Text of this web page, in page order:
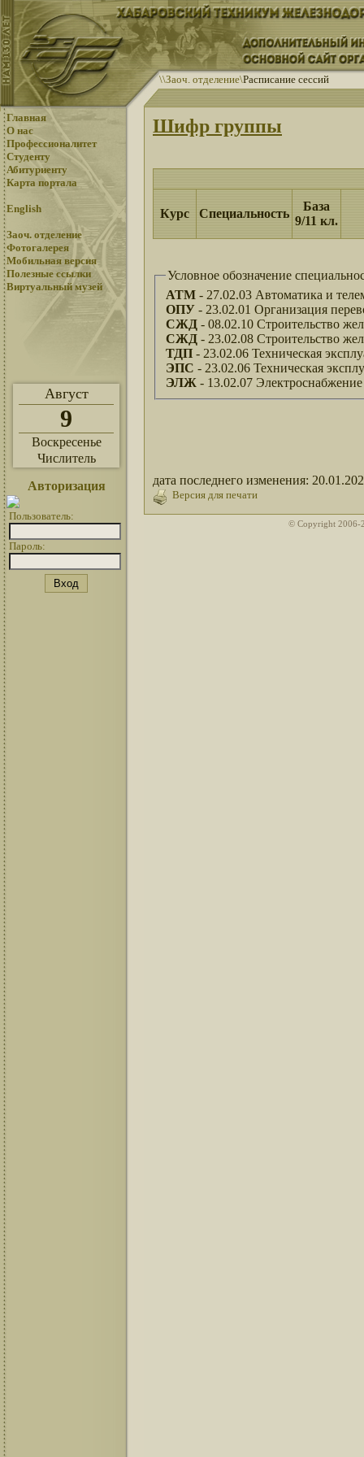
\\Заоч. отделение\Расписание сессий
Главная
О нас
Профессионалитет
Студенту
Абитуриенту
Карта портала
English
Заоч. отделение
Фотогалерея
Мобильная версия
Полезные ссылки
Виртуальный музей
Август
9
Воскресенье
Числитель
Авторизация
Пользователь:
Пароль:
Шифр группы
Курс Специальность
База
9/11 кл.
Условное обозначение
АТМ - 27.02.03 Автоматика и
ОПУ - 23.02.01 Организация
СЖД - 08.02.10 Строительство
СЖД - 23.02.08 Строительство
ТДП - 23.02.06 Техническая
ЭПС - 23.02.06 Техническая
ЭЛЖ - 13.02.07
дата последнего изменения:
Версия для печати
© Copyright 2006-